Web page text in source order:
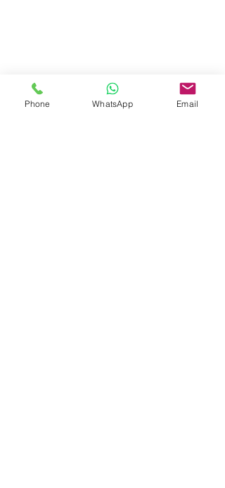
Phone WhatsApp Email